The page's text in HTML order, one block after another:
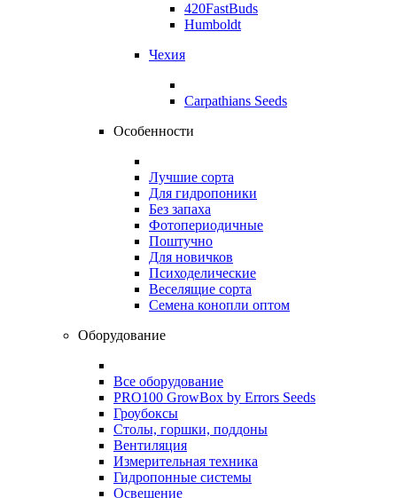
420FastBuds
Humboldt
Чехия
Carpathians Seeds
Особенности
Лучшие сорта
Для гидропоники
Без запаха
Фотопериодичные
Поштучно
Для новичков
Психоделические
Веселящие сорта
Семена конопли оптом
Оборудование
Все оборудование
PRO100 GrowBox by Errors Seeds
Гроубоксы
Столы, горшки, поддоны
Вентиляция
Измерительная техника
Гидропонные системы
Освещение